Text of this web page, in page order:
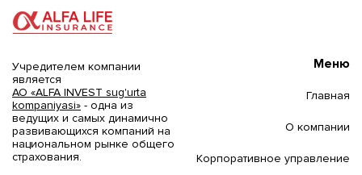
Учредителем компании
является
АО «ALFA INVEST sug'urta
kompaniyasi» - одна из
ведущих и самых динамично
развивающихся компаний на
национальном рынке общего
страхования.
Меню
Главная
О компании
Корпоративное управление